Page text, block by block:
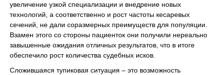
увеличение узкой специализации и внедрение новых
технологий, а соответственно и рост частоты кесаревых
сечений, не дали соразмерных преимуществ для популяции.
Взамен этого со стороны пациенток они получили нереально
завышенные ожидания отличных результатов, что в итоге
обеспечило рост количества судебных исков.
Сложившаяся тупиковая ситуация – это возможность